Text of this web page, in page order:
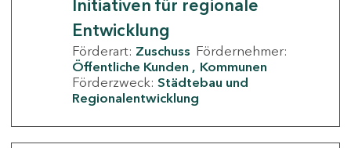
Initiativen für regionale
Entwicklung
Förderart: Zuschuss Fördernehmer:
Öffentliche Kunden
Kommunen
Förderzweck: Städtebau und
Regionalentwicklung